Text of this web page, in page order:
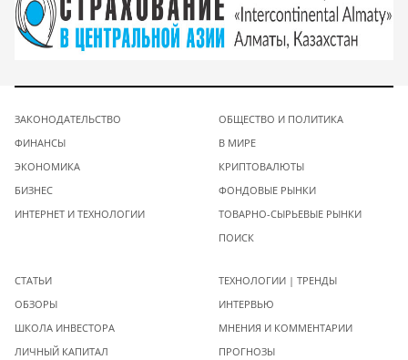
ЗАКОНОДАТЕЛЬСТВО
ФИНАНСЫ
ЭКОНОМИКА
БИЗНЕС
ИНТЕРНЕТ И ТЕХНОЛОГИИ
ОБЩЕСТВО И ПОЛИТИКА
В МИРЕ
КРИПТОВАЛЮТЫ
ФОНДОВЫЕ РЫНКИ
ТОВАРНО-СЫРЬЕВЫЕ РЫНКИ
ПОИСК
СТАТЬИ
ОБЗОРЫ
ШКОЛА ИНВЕСТОРА
ЛИЧНЫЙ КАПИТАЛ
ТЕХНОЛОГИИ | ТРЕНДЫ
ИНТЕРВЬЮ
МНЕНИЯ И КОММЕНТАРИИ
ПРОГНОЗЫ